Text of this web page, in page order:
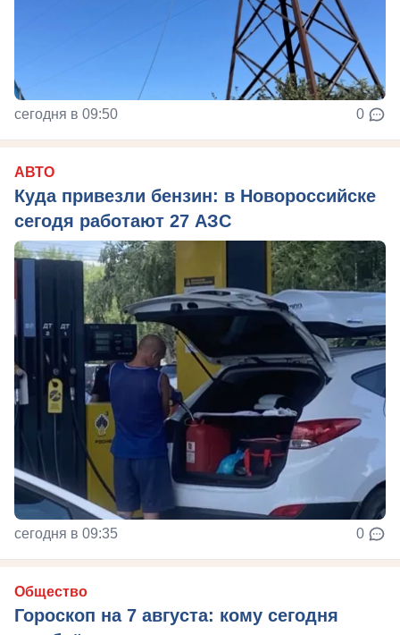
сегодня в 09:50 0
АВТО
Куда привезли бензин: в Новороссийске
сегодя работают 27 АЗС
сегодня в 09:35 0
Общество
Гороскоп на 7 августа: кому сегодня